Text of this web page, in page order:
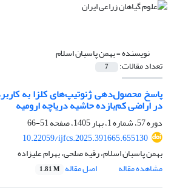
نویسنده =بهمن پاسبان اسلام
تعداد مقالات: 7
پاسخ محصول‌دهی ژنوتیپ‌های کلزا به
در اراضی کم‌بازده حاشیه دریاچه ارومیه
دوره 57، شماره 1، بهار 1405، صفحه
51-66
10.22059/ijfcs.2025.391665.655130
بهمن پاسبان اسلام، رقیه صلحی، بهرام علیزاده
مشاهده مقاله
اصل مقاله 1.81 M